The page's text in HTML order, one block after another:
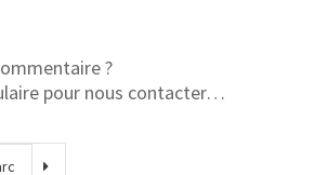
?
pour nous contacter…